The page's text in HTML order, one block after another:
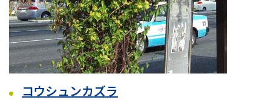
コウシュンカズラ